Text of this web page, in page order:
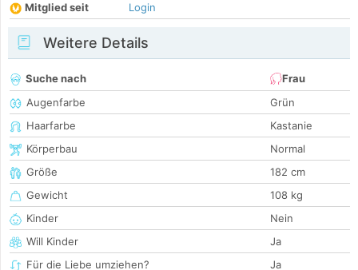
Mitglied seit
Login
Weitere Details
Suche nach
Frau
Augenfarbe
Grün
Haarfarbe
Kastanie
Körperbau
Normal
Größe
182 cm
Gewicht
108 kg
Kinder
Nein
Will Kinder
Ja
Für die Liebe umziehen?
Ja